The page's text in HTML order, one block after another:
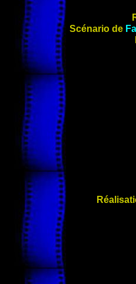
Scénario de